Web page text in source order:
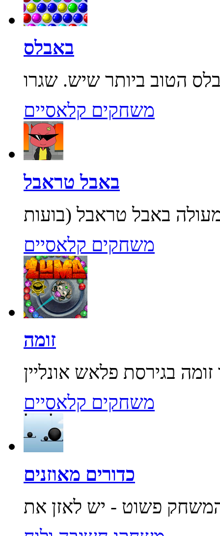
באבלס
משחקים קלאסיים
באבל טראבל
משחקים קלאסיים
זומה
משחקים קלאסיים
כדורים מאוזנים